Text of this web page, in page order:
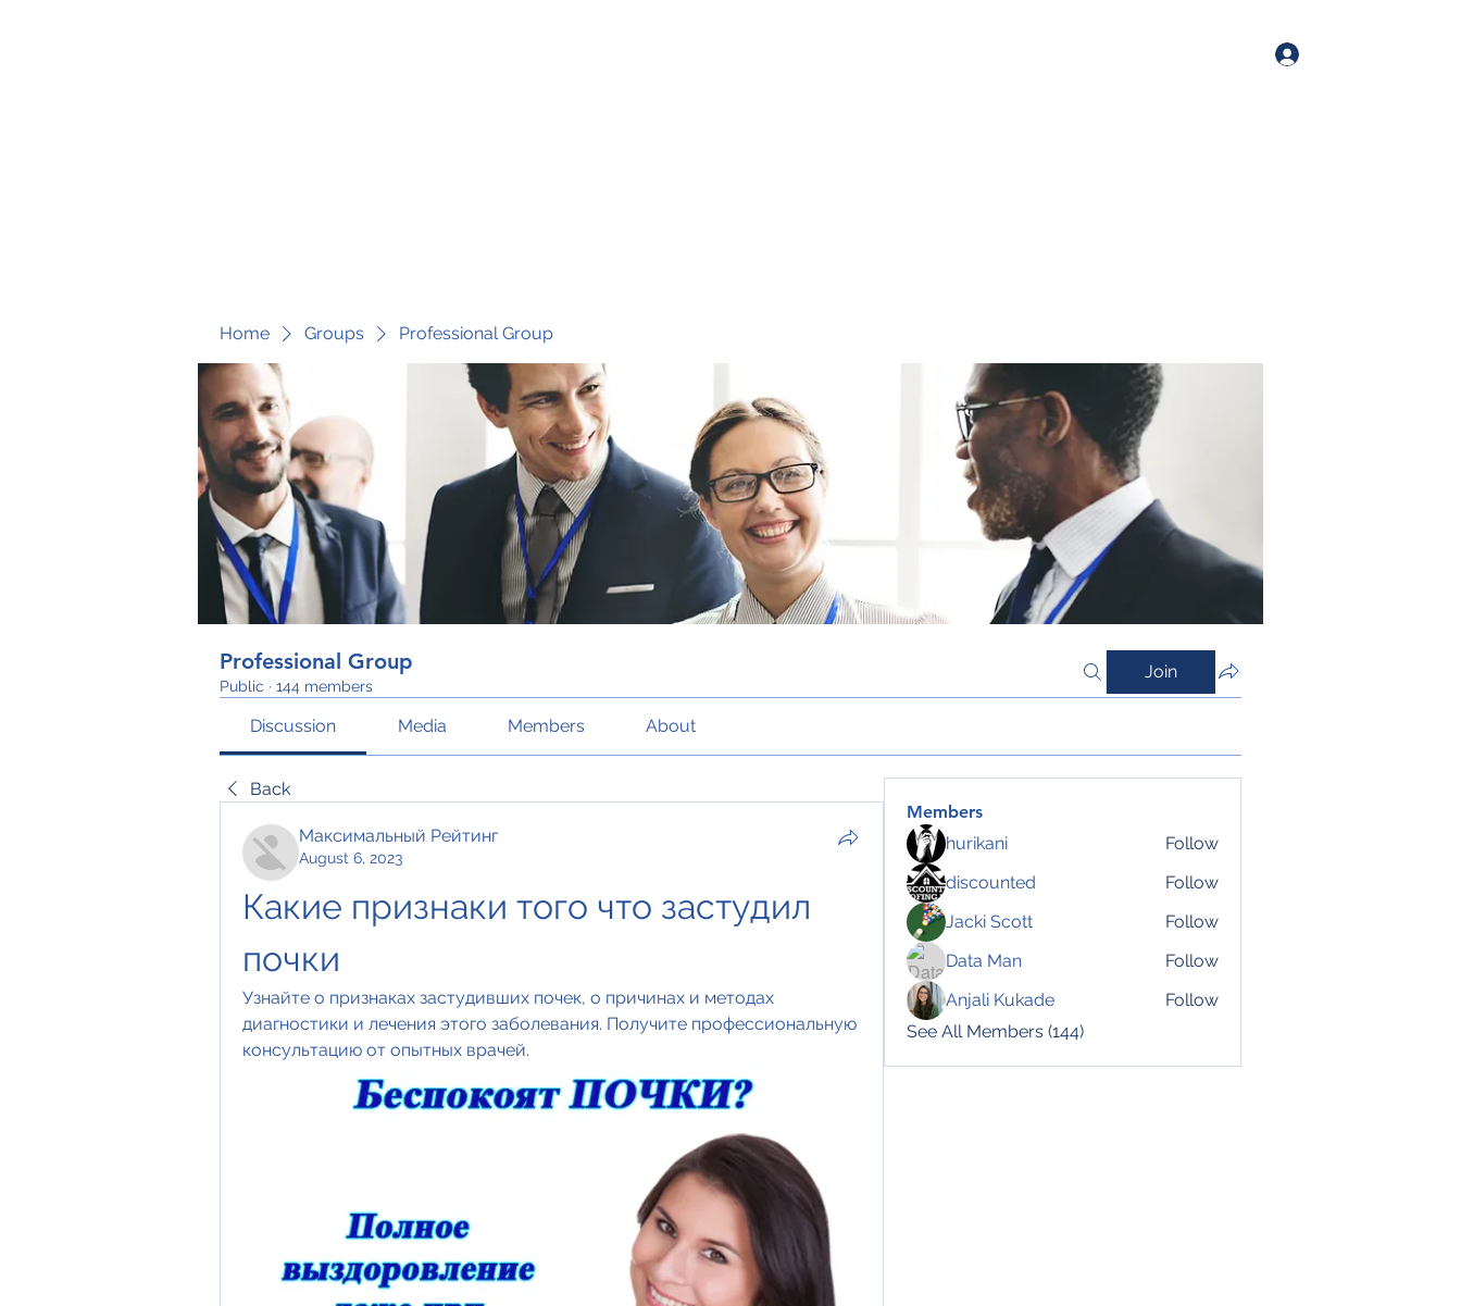
Home Groups Professional Group
Professional Group
Public · 144 members
Join
Discussion Media Members About
Back
Максимальный Рейтинг
August 6, 2023
Какие признаки того что застудил
почки
Узнайте о признаках застудивших почек, о причинах и методах
диагностики и лечения этого заболевания. Получите профессиональную
консультацию от опытных врачей.
Members
hurikani
Follow
discounted
Follow
Jacki Scott
Follow
Data Man
Follow
Anjali Kukade
Follow
See All Members (144)